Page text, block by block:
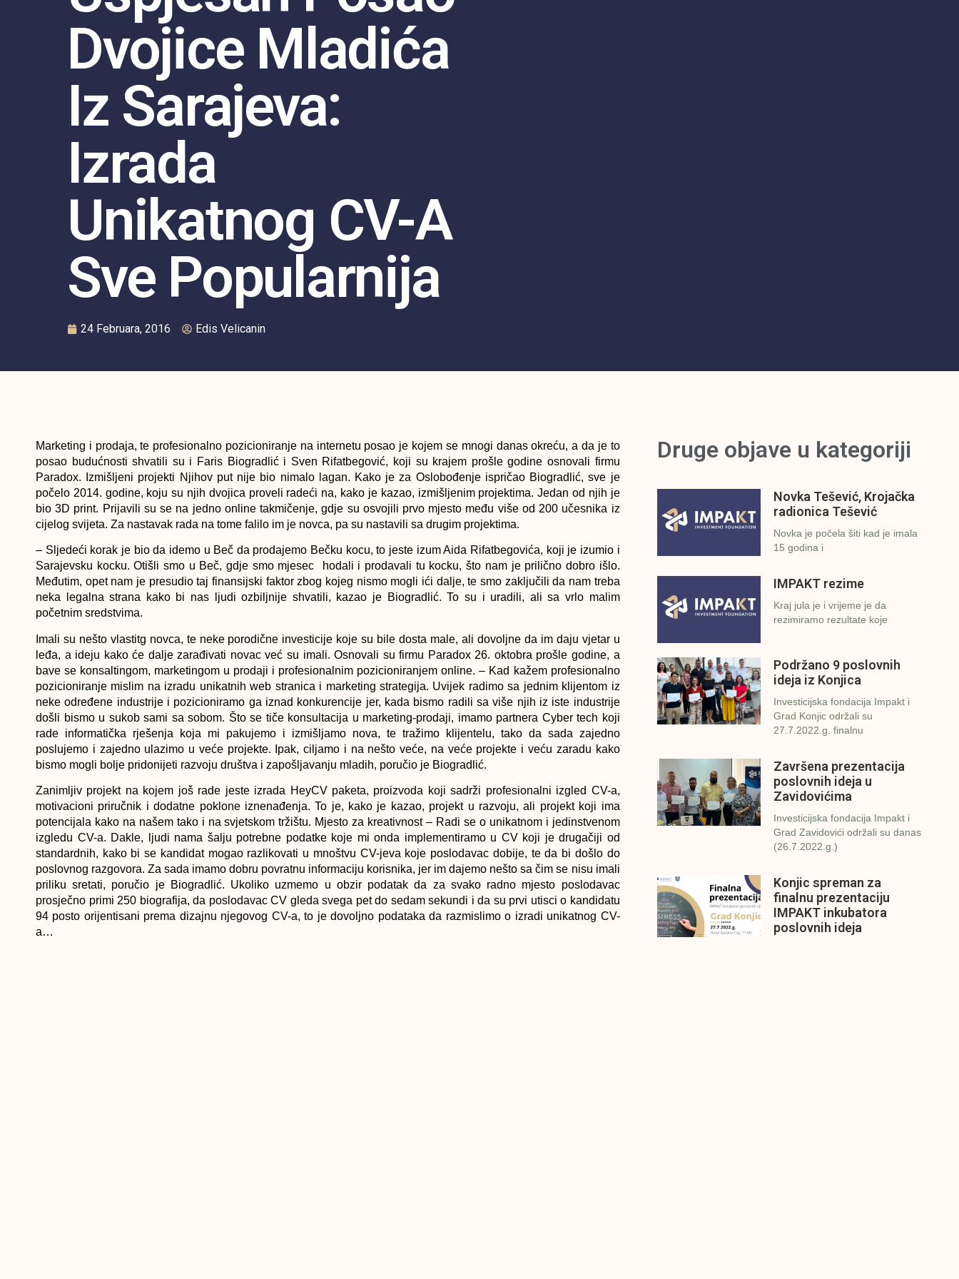
Dvojice Mladića
Iz Sarajeva:
Izrada
Unikatnog CV-A
Sve Popularnija
24 Februara, 2016 Edis Velicanin
Marketing i prodaja, te profesionalno pozicioniranje na internetu posao je kojem se mnogi danas okreću, a da je to
posao budućnosti shvatili su i Faris Biogradlić i Sven Rifatbegović, koji su krajem prošle godine osnovali firmu
Paradox. Izmišljeni projekti Njihov put nije bio nimalo lagan. Kako je za Oslobođenje ispričao Biogradlić, sve je
počelo 2014. godine, koju su njih dvojica proveli radeći na, kako je kazao, izmišljenim projektima. Jedan od njih je
bio 3D print. Prijavili su se na jedno online takmičenje, gdje su osvojili prvo mjesto među više od 200 učesnika iz
cijelog svijeta. Za nastavak rada na tome falilo im je novca, pa su nastavili sa drugim projektima.
– Sljedeći korak je bio da idemo u Beč da prodajemo Bečku kocu, to jeste izum Aida Rifatbegovića, koji je izumio i
Sarajevsku kocku. Otišli smo u Beč, gdje smo mjesec hodali i prodavali tu kocku, što nam je prilično dobro išlo.
Međutim, opet nam je presudio taj finansijski faktor zbog kojeg nismo mogli ići dalje, te smo zaključili da nam treba
neka legalna strana kako bi nas ljudi ozbiljnije shvatili, kazao je Biogradlić. To su i uradili, ali sa vrlo malim
početnim sredstvima.
Imali su nešto vlastitg novca, te neke porodične investicije koje su bile dosta male, ali dovoljne da im daju vjetar u
leđa, a ideju kako će dalje zarađivati novac već su imali. Osnovali su firmu Paradox 26. oktobra prošle godine, a
bave se konsaltingom, marketingom u prodaji i profesionalnim pozicioniranjem online. – Kad kažem profesionalno
pozicioniranje mislim na izradu unikatnih web stranica i marketing strategija. Uvijek radimo sa jednim klijentom iz
neke određene industrije i pozicioniramo ga iznad konkurencije jer, kada bismo radili sa više njih iz iste industrije
došli bismo u sukob sami sa sobom. Što se tiče konsultacija u marketing-prodaji, imamo partnera Cyber tech koji
rade informatička rješenja koja mi pakujemo i izmišljamo nova, te tražimo klijentelu, tako da sada zajedno
poslujemo i zajedno ulazimo u veće projekte. Ipak, ciljamo i na nešto veće, na veće projekte i veću zaradu kako
bismo mogli bolje pridonijeti razvoju društva i zapošljavanju mladih, poručio je Biogradlić.
Zanimljiv projekt na kojem još rade jeste izrada HeyCV paketa, proizvoda koji sadrži profesionalni izgled CV-a,
motivacioni priručnik i dodatne poklone iznenađenja. To je, kako je kazao, projekt u razvoju, ali projekt koji ima
potencijala kako na našem tako i na svjetskom tržištu. Mjesto za kreativnost – Radi se o unikatnom i jedinstvenom
izgledu CV-a. Dakle, ljudi nama šalju potrebne podatke koje mi onda implementiramo u CV koji je drugačiji od
standardnih, kako bi se kandidat mogao razlikovati u mnoštvu CV-jeva koje poslodavac dobije, te da bi došlo do
poslovnog razgovora. Za sada imamo dobru povratnu informaciju korisnika, jer im dajemo nešto sa čim se nisu imali
priliku sretati, poručio je Biogradlić. Ukoliko uzmemo u obzir podatak da za svako radno mjesto poslodavac
prosječno primi 250 biografija, da poslodavac CV gleda svega pet do sedam sekundi i da su prvi utisci o kandidatu
94 posto orijentisani prema dizajnu njegovog CV-a, to je dovoljno podataka da razmislimo o izradi unikatnog CV-
a…
Druge objave u kategoriji
Novka Tešević, Krojačka
radionica Tešević
Novka je počela šiti kad je imala
15 godina i
IMPAKT rezime
Kraj jula je i vrijeme je da
rezimiramo rezultate koje
Podržano 9 poslovnih
ideja iz Konjica
Investicijska fondacija Impakt i
Grad Konjic održali su
27.7.2022.g. finalnu
Završena prezentacija
poslovnih ideja u
Zavidovićima
Investicijska fondacija Impakt i
Grad Zavidovići održali su danas
(26.7.2022.g.)
Konjic spreman za
finalnu prezentaciju
IMPAKT inkubatora
poslovnih ideja